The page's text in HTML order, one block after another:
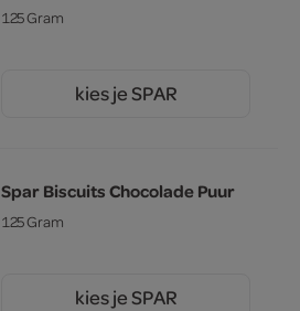
125 Gram
kies je SPAR
Spar Biscuits Chocolade Puur
125 Gram
kies je SPAR